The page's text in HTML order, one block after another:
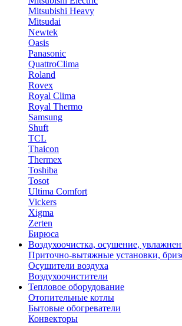
Mitsubishi Heavy
Mitsudai
Newtek
Oasis
Panasonic
QuattroClima
Roland
Rovex
Royal Clima
Royal Thermo
Samsung
Shuft
TCL
Thaicon
Thermex
Toshiba
Tosot
Ultima Comfort
Vickers
Xigma
Zerten
Бирюса
Воздухоочистка, осушение,
Приточно-вытяжные установки,
Осушители воздуха
Воздухоочистители
Тепловое оборудование
Отопительные котлы
Бытовые обогреватели
Конвекторы